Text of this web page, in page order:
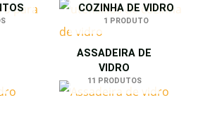
COZINHA DE VIDRO
1 PRODUTO
ASSADEIRA DE
VIDRO
11 PRODUTOS